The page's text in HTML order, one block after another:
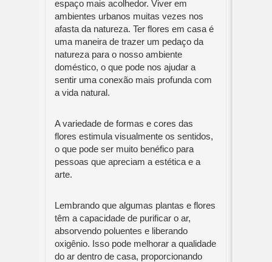
espaço mais acolhedor. Viver em
ambientes urbanos muitas vezes nos
afasta da natureza. Ter flores em casa é
uma maneira de trazer um pedaço da
natureza para o nosso ambiente
doméstico, o que pode nos ajudar a
sentir uma conexão mais profunda com
a vida natural.
A variedade de formas e cores das
flores estimula visualmente os sentidos,
o que pode ser muito benéfico para
pessoas que apreciam a estética e a
arte.
Lembrando que algumas plantas e flores
têm a capacidade de purificar o ar,
absorvendo poluentes e liberando
oxigênio. Isso pode melhorar a qualidade
do ar dentro de casa, proporcionando